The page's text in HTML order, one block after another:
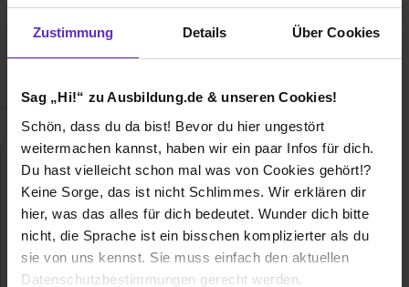
Zustimmung Details Über Cookies
Sag „Hi!“ zu Ausbildung.de & unseren Cookies!
Schön, dass du da bist! Bevor du hier ungestört
weitermachen kannst, haben wir ein paar Infos für dich.
Du hast vielleicht schon mal was von Cookies gehört!?
Keine Sorge, das ist nicht Schlimmes. Wir erklären dir
hier, was das alles für dich bedeutet. Wunder dich bitte
nicht, die Sprache ist ein bisschen komplizierter als du
sie von uns kennst. Sie muss einfach den aktuellen
Datenschutzbestimmungen gerecht werden.
Fussball sind – Du uns vielleicht auch schon aus dem
Karneval kennst, wo wir jedes Jahr sehr aktiv sind – wir nur